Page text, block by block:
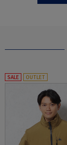
SALE OUTLET